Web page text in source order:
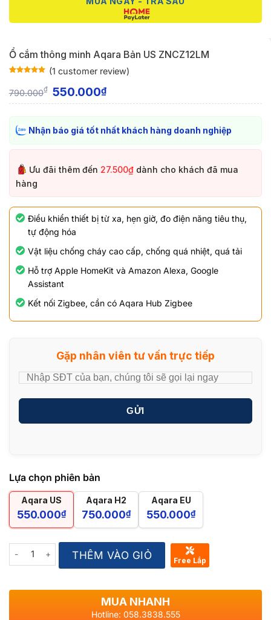
Ổ cắm thông minh Aqara Bản US ZNCZ12LM
on
customer
(1 customer review)
790.000₫ 550.000₫
Nhận báo giá tốt nhất khách hàng doanh nghiệp
Ưu đãi thêm đến 27.500₫ dành cho khách đã mua
hàng
Điều khiển thiết bị từ xa, hẹn giờ, đo điện năng tiêu thụ,
tự động hóa
Vật liệu chống cháy cao cấp, chống quá nhiệt, quá tải
Hỗ trợ Apple HomeKit và Amazon Alexa, Google
Assistant
Kết nối Zigbee, cần có Aqara Hub Zigbee
Gặp nhân viên tư vấn trực tiếp
GỬI
Lựa chọn phiên bản
Aqara US
550.000₫
Aqara H2
750.000₫
Aqara EU
550.000₫
Quantity THÊM VÀO GIỎ Free Lắp
MUA NHANH
Hotline: 058.3838.555